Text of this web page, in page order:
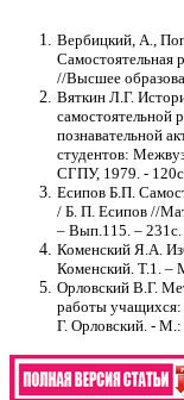
Вербицкий, А.,
Самостоятельная
//Высшее
Вяткин Л.Г.
самостоятельной
познавательной
студентов:
СГПУ, 1979. -
Есипов Б.П.
/ Б. П. Есипов //
– Вып.115. – 231с.
Коменский Я.А.
Коменский. Т.1. –
Орловский В.Г.
работы учащихся:
Г. Орловский. - М.: